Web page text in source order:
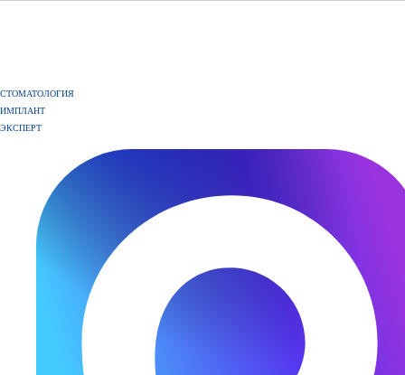
СТОМАТОЛОГИЯ
ИМПЛАНТ
ЭКСПЕРТ